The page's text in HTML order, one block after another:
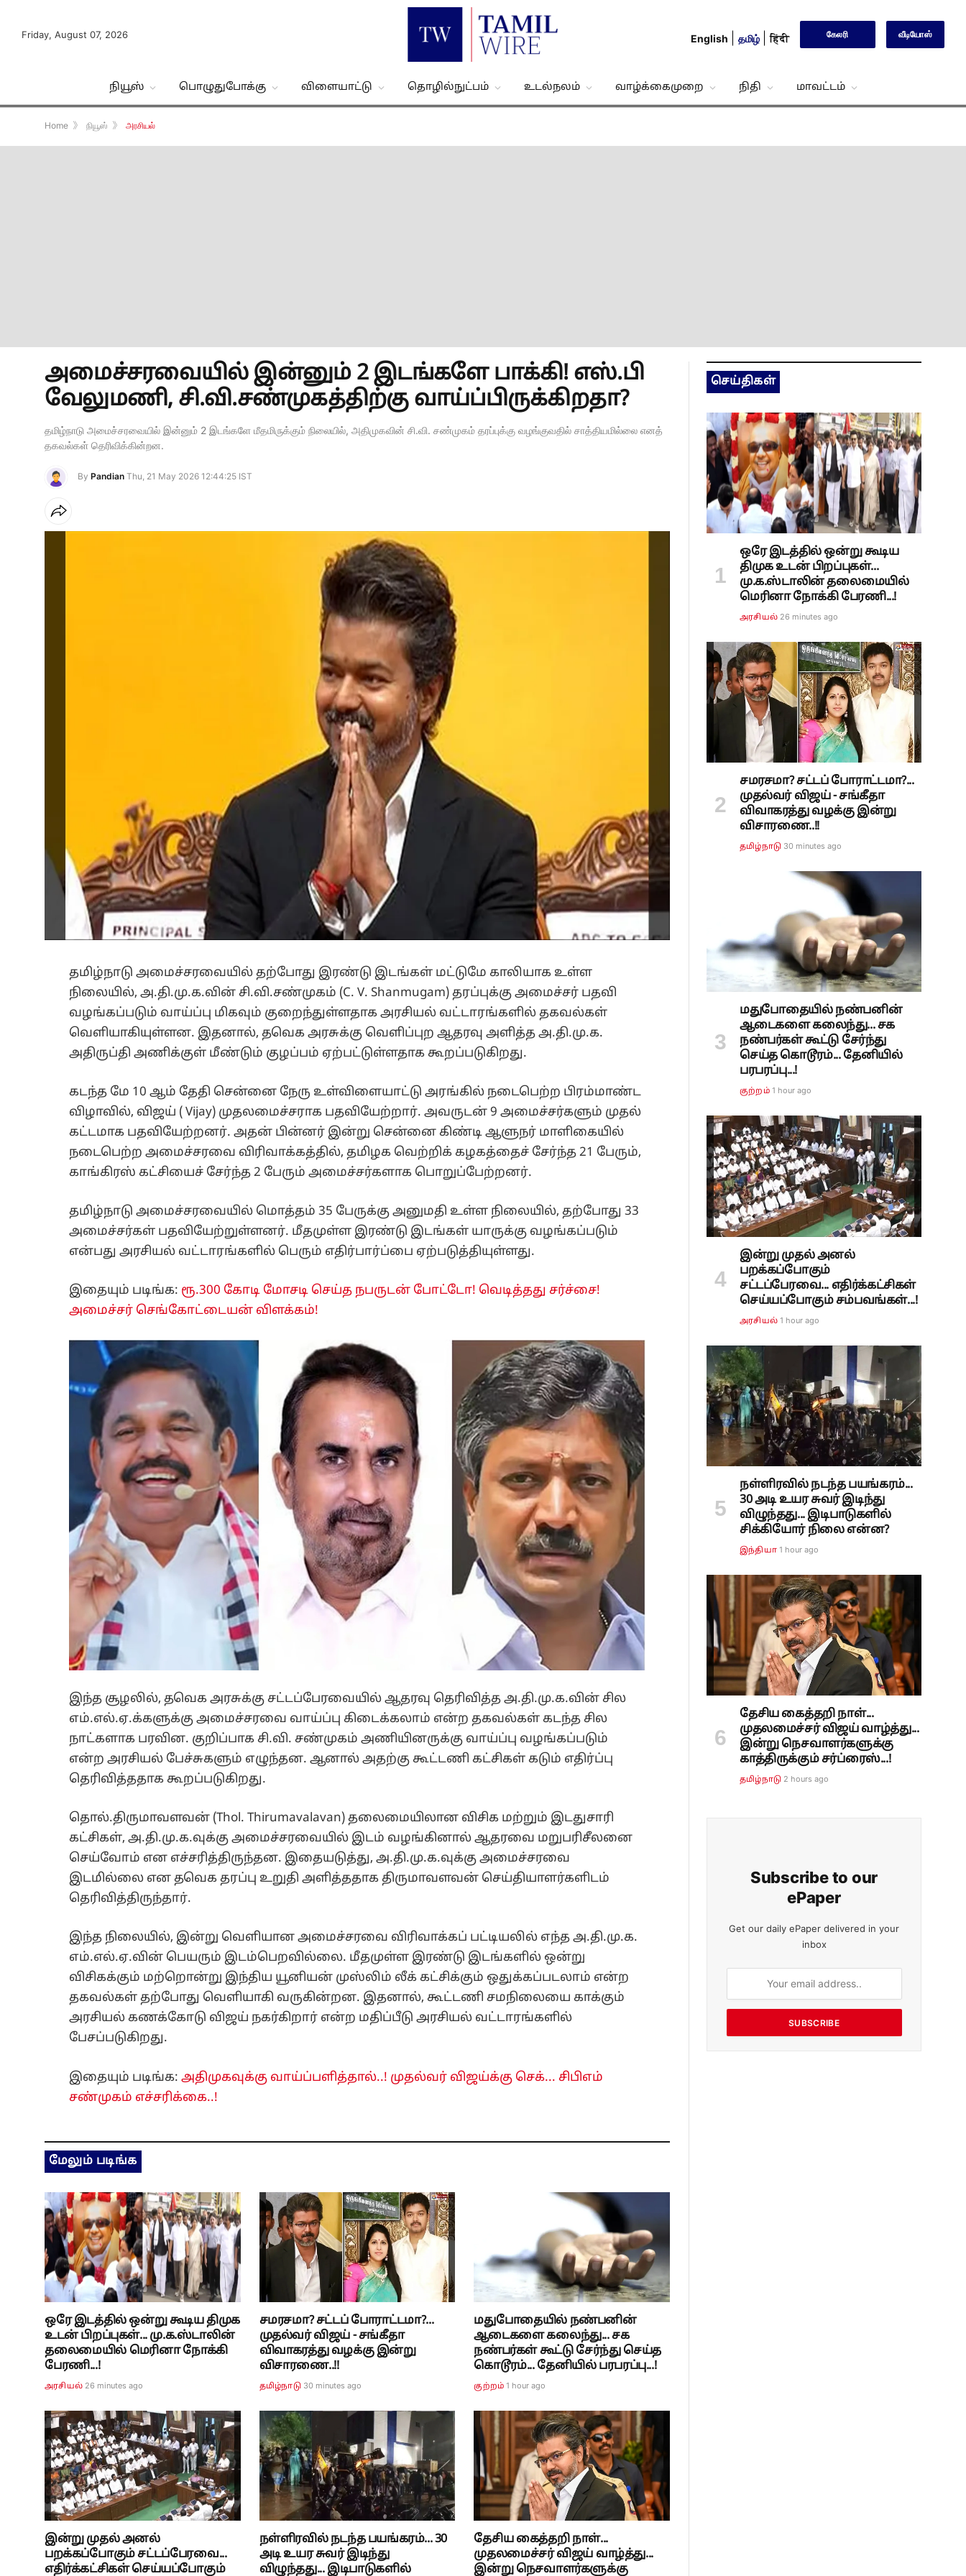
Friday, August 07, 2026 English தமிழ் हिंदी கேலரி வீடியோஸ்
நியூஸ் பொழுதுபோக்கு விளையாட்டு தொழில்நுட்பம் உடல்நலம் வாழ்க்கைமுறை நிதி மாவட்டம்
Home 》 நியூஸ் 》 அரசியல்
அமைச்சரவையில் இன்னும் 2 இடங்களே பாக்கி! எஸ்.பி
வேலுமணி, சி.வி.சண்முகத்திற்கு வாய்ப்பிருக்கிறதா?
தமிழ்நாடு அமைச்சரவையில் இன்னும் 2 இடங்களே மீதமிருக்கும் நிலையில், அதிமுகவின் சி.வி. சண்முகம் தரப்புக்கு வழங்குவதில் சாத்தியமில்லை எனத்
தகவல்கள் தெரிவிக்கின்றன.
By Pandian Thu, 21 May 2026 12:44:25 IST
தமிழ்நாடு அமைச்சரவையில் தற்போது இரண்டு இடங்கள் மட்டுமே காலியாக உள்ள
நிலையில், அ.தி.மு.க.வின் சி.வி.சண்முகம் (C. V. Shanmugam) தரப்புக்கு அமைச்சர் பதவி
வழங்கப்படும் வாய்ப்பு மிகவும் குறைந்துள்ளதாக அரசியல் வட்டாரங்களில் தகவல்கள்
வெளியாகியுள்ளன. இதனால், தவெக அரசுக்கு வெளிப்புற ஆதரவு அளித்த அ.தி.மு.க.
அதிருப்தி அணிக்குள் மீண்டும் குழப்பம் ஏற்பட்டுள்ளதாக கூறப்படுகிறது.
கடந்த மே 10 ஆம் தேதி சென்னை நேரு உள்விளையாட்டு அரங்கில் நடைபெற்ற பிரம்மாண்ட
விழாவில், விஜய் ( Vijay) முதலமைச்சராக பதவியேற்றார். அவருடன் 9 அமைச்சர்களும் முதல்
கட்டமாக பதவியேற்றனர். அதன் பின்னர் இன்று சென்னை கிண்டி ஆளுநர் மாளிகையில்
நடைபெற்ற அமைச்சரவை விரிவாக்கத்தில், தமிழக வெற்றிக் கழகத்தைச் சேர்ந்த 21 பேரும்,
காங்கிரஸ் கட்சியைச் சேர்ந்த 2 பேரும் அமைச்சர்களாக பொறுப்பேற்றனர்.
தமிழ்நாடு அமைச்சரவையில் மொத்தம் 35 பேருக்கு அனுமதி உள்ள நிலையில், தற்போது 33
அமைச்சர்கள் பதவியேற்றுள்ளனர். மீதமுள்ள இரண்டு இடங்கள் யாருக்கு வழங்கப்படும்
என்பது அரசியல் வட்டாரங்களில் பெரும் எதிர்பார்ப்பை ஏற்படுத்தியுள்ளது.
இதையும் படிங்க: ரூ.300 கோடி மோசடி செய்த நபருடன் போட்டோ! வெடித்தது சர்ச்சை!
அமைச்சர் செங்கோட்டையன் விளக்கம்!
இந்த சூழலில், தவெக அரசுக்கு சட்டப்பேரவையில் ஆதரவு தெரிவித்த அ.தி.மு.க.வின் சில
எம்.எல்.ஏ.க்களுக்கு அமைச்சரவை வாய்ப்பு கிடைக்கலாம் என்ற தகவல்கள் கடந்த சில
நாட்களாக பரவின. குறிப்பாக சி.வி. சண்முகம் அணியினருக்கு வாய்ப்பு வழங்கப்படும்
என்ற அரசியல் பேச்சுகளும் எழுந்தன. ஆனால் அதற்கு கூட்டணி கட்சிகள் கடும் எதிர்ப்பு
தெரிவித்ததாக கூறப்படுகிறது.
தொல்.திருமாவளவன் (Thol. Thirumavalavan) தலைமையிலான விசிக மற்றும் இடதுசாரி
கட்சிகள், அ.தி.மு.க.வுக்கு அமைச்சரவையில் இடம் வழங்கினால் ஆதரவை மறுபரிசீலனை
செய்வோம் என எச்சரித்திருந்தன. இதையடுத்து, அ.தி.மு.க.வுக்கு அமைச்சரவை
இடமில்லை என தவெக தரப்பு உறுதி அளித்ததாக திருமாவளவன் செய்தியாளர்களிடம்
தெரிவித்திருந்தார்.
இந்த நிலையில், இன்று வெளியான அமைச்சரவை விரிவாக்கப் பட்டியலில் எந்த அ.தி.மு.க.
எம்.எல்.ஏ.வின் பெயரும் இடம்பெறவில்லை. மீதமுள்ள இரண்டு இடங்களில் ஒன்று
விசிகக்கும் மற்றொன்று இந்திய யூனியன் முஸ்லிம் லீக் கட்சிக்கும் ஒதுக்கப்படலாம் என்ற
தகவல்கள் தற்போது வெளியாகி வருகின்றன. இதனால், கூட்டணி சமநிலையை காக்கும்
அரசியல் கணக்கோடு விஜய் நகர்கிறார் என்ற மதிப்பீடு அரசியல் வட்டாரங்களில்
பேசப்படுகிறது.
இதையும் படிங்க:அதிமுகவுக்கு வாய்ப்பளித்தால்..! முதல்வர் விஜய்க்கு செக்... சிபிஎம்
சண்முகம் எச்சரிக்கை..!
மேலும் படிங்க
ஒரே இடத்தில் ஒன்று கூடிய திமுக
உடன் பிறப்புகள்... மு.க.ஸ்டாலின்
தலைமையில் மெரினா நோக்கி
பேரணி...!
அரசியல் 26 minutes ago
சமரசமா? சட்டப் போராட்டமா?...
முதல்வர் விஜய் - சங்கீதா
விவாகரத்து வழக்கு இன்று
விசாரணை..!!
தமிழ்நாடு 30 minutes ago
மதுபோதையில் நண்பனின்
ஆடைகளை கலைந்து... சக
நண்பர்கள் கூட்டு சேர்ந்து செய்த
கொடூரம்... தேனியில் பரபரப்பு...!
குற்றம் 1 hour ago
இன்று முதல் அனல்
பறக்கப்போகும் சட்டப்பேரவை...
எதிர்க்கட்சிகள் செய்யப்போகும்
நள்ளிரவில் நடந்த பயங்கரம்... 30
அடி உயர சுவர் இடிந்து
விழுந்தது... இடிபாடுகளில்
தேசிய கைத்தறி நாள்...
முதலமைச்சர் விஜய் வாழ்த்து...
இன்று நெசவாளர்களுக்கு
செய்திகள்
ஒரே இடத்தில் ஒன்று கூடிய
திமுக உடன் பிறப்புகள்...
மு.க.ஸ்டாலின் தலைமையில்
மெரினா நோக்கி பேரணி...!
அரசியல் 26 minutes ago
சமரசமா? சட்டப் போராட்டமா?...
முதல்வர் விஜய் - சங்கீதா
விவாகரத்து வழக்கு இன்று
விசாரணை..!!
தமிழ்நாடு 30 minutes ago
மதுபோதையில் நண்பனின்
ஆடைகளை கலைந்து... சக
நண்பர்கள் கூட்டு சேர்ந்து
செய்த கொடூரம்... தேனியில்
பரபரப்பு...!
குற்றம் 1 hour ago
இன்று முதல் அனல்
பறக்கப்போகும்
சட்டப்பேரவை... எதிர்க்கட்சிகள்
செய்யப்போகும் சம்பவங்கள்...!
அரசியல் 1 hour ago
நள்ளிரவில் நடந்த பயங்கரம்...
30 அடி உயர சுவர் இடிந்து
விழுந்தது... இடிபாடுகளில்
சிக்கியோர் நிலை என்ன?
இந்தியா 1 hour ago
தேசிய கைத்தறி நாள்...
முதலமைச்சர் விஜய் வாழ்த்து...
இன்று நெசவாளர்களுக்கு
காத்திருக்கும் சர்ப்ரைஸ்...!
தமிழ்நாடு 2 hours ago
Subscribe to our
ePaper
Get our daily ePaper delivered in your
inbox
SUBSCRIBE